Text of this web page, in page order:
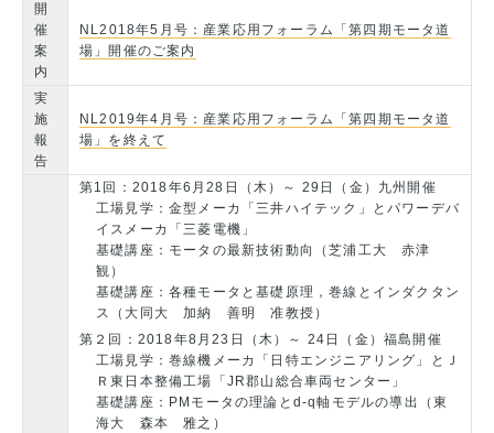
開
催
案
内
NL2018年5月号：産業応用フォーラム「第四期モータ道
場」開催のご案内
実
施
報
告
NL2019年4月号：産業応用フォーラム「第四期モータ道
場」を終えて
第1回：2018年6月28日（木）～ 29日（金）九州開催
工場見学：金型メーカ「三井ハイテック」とパワーデバ
イスメーカ「三菱電機」
基礎講座：モータの最新技術動向（芝浦工大 赤津
観）
基礎講座：各種モータと基礎原理，巻線とインダクタン
ス（大同大 加納 善明 准教授）
第２回：2018年8月23日（木）～ 24日（金）福島開催
工場見学：巻線機メーカ「日特エンジニアリング」とＪ
Ｒ東日本整備工場「JR郡山総合車両センター」
基礎講座：PMモータの理論とd-q軸モデルの導出（東
海大 森本 雅之）